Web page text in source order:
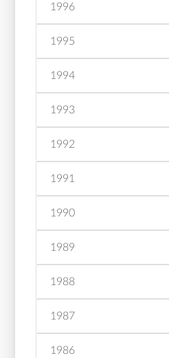
1996
1995
1994
1993
1992
1991
1990
1989
1988
1987
1986